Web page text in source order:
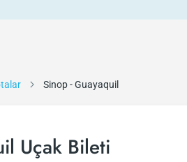
Sinop - Guayaquil
Uçak Bileti